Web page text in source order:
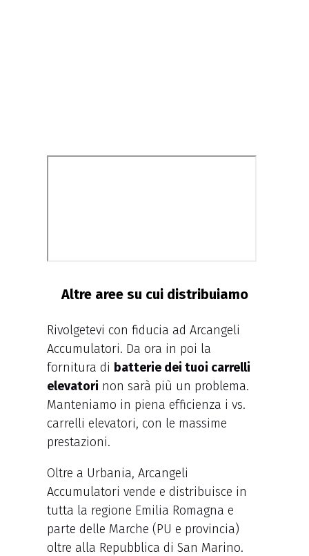
Altre aree su cui distribuiamo
Rivolgetevi con fiducia ad Arcangeli
Accumulatori. Da ora in poi la
fornitura di batterie dei tuoi carrelli
elevatori non sarà più un problema.
Manteniamo in piena efficienza i vs.
carrelli elevatori, con le massime
prestazioni.
Oltre a Urbania, Arcangeli
Accumulatori vende e distribuisce in
tutta la regione Emilia Romagna e
parte delle Marche (PU e provincia)
oltre alla Repubblica di San Marino.